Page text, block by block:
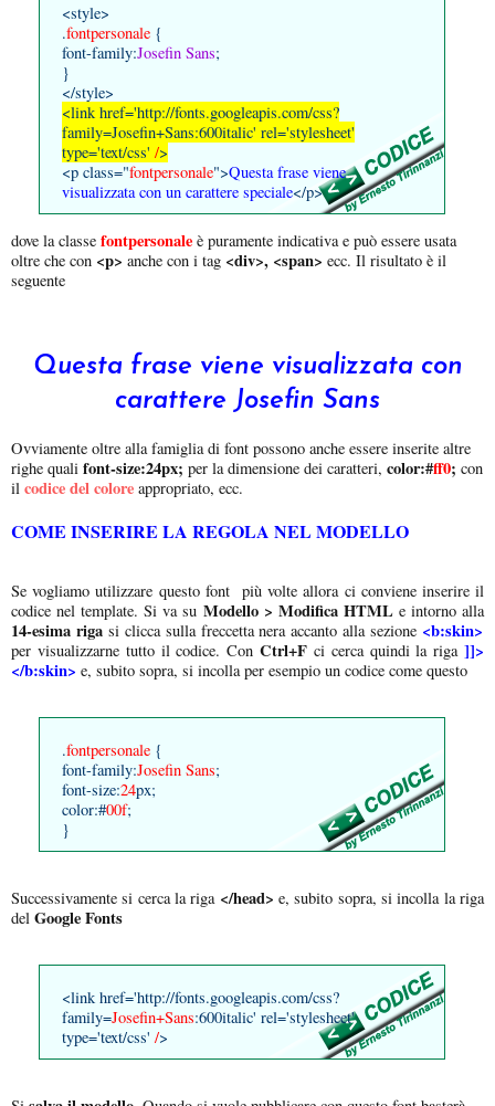
<style>
.fontpersonale {
font-family:Josefin Sans;
}
</style>
<link href='http://fonts.googleapis.com/css?
family=Josefin+Sans:600italic' rel='stylesheet'
type='text/css' />
<p class="fontpersonale">Questa frase viene
visualizzata con un carattere speciale</p>
dove la classe fontpersonale è puramente indicativa e può essere usata
oltre che con <p> anche con i tag <div>, <span> ecc. Il risultato è il
seguente
Questa frase viene visualizzata con
carattere Josefin Sans
Ovviamente oltre alla famiglia di font possono anche essere inserite altre
righe quali font-size:24px; per la dimensione dei caratteri, color:#ff0; con
il codice del colore appropriato, ecc.
COME INSERIRE LA REGOLA NEL MODELLO
Se vogliamo utilizzare questo font più volte allora ci conviene inserire il
codice nel template. Si va su Modello > Modifica HTMLe intorno alla
14-esima rigasi clicca sulla freccetta nera accanto alla sezione <b:skin>
per visualizzarne tutto il codice. Con Ctrl+F ci cerca quindi la riga]]>
</b:skin> e, subito sopra, si incolla per esempio un codice come questo
.fontpersonale {
font-family:Josefin Sans;
font-size:24px;
color:#00f;
}
Successivamente si cerca la riga</head> e, subito sopra, si incolla la riga
del Google Fonts
<link href='http://fonts.googleapis.com/css?
family=Josefin+Sans:600italic' rel='stylesheet'
type='text/css' />